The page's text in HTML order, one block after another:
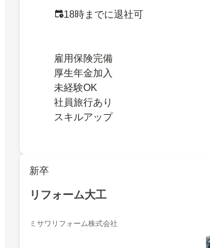
18時までに退社可
雇用保険完備
厚生年金加入
未経験OK
社員旅行あり
スキルアップ
新卒
リフォーム大工
ミサワリフォーム株式会社